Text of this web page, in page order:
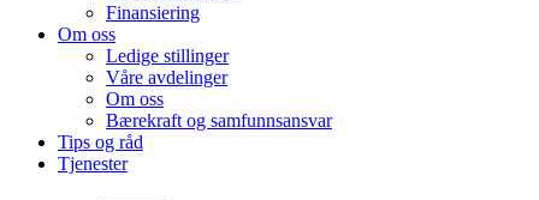
Finansiering
Om oss
Ledige stillinger
Våre avdelinger
Om oss
Bærekraft og samfunnsansvar
Tips og råd
Tjenester